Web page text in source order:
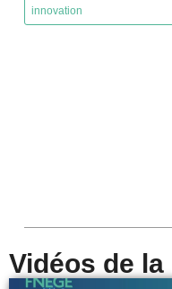
innovation
Vidéos de la